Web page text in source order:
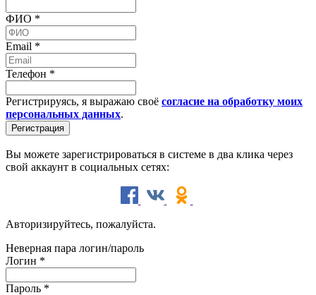
ФИО *
Email *
Телефон *
Регистрируясь, я выражаю своё согласие на обработку моих
персональных данных.
Вы можете зарегистрироваться в системе в два клика через
свой аккаунт в социальных сетях:
Авторизируйтесь, пожалуйста.
Неверная пара логин/пароль
Логин *
Пароль *